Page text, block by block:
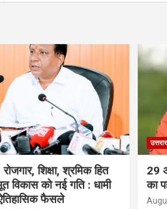
शिक्षा, श्रमिक हित
विकास को नई गति : धामी
फैसले
29
का